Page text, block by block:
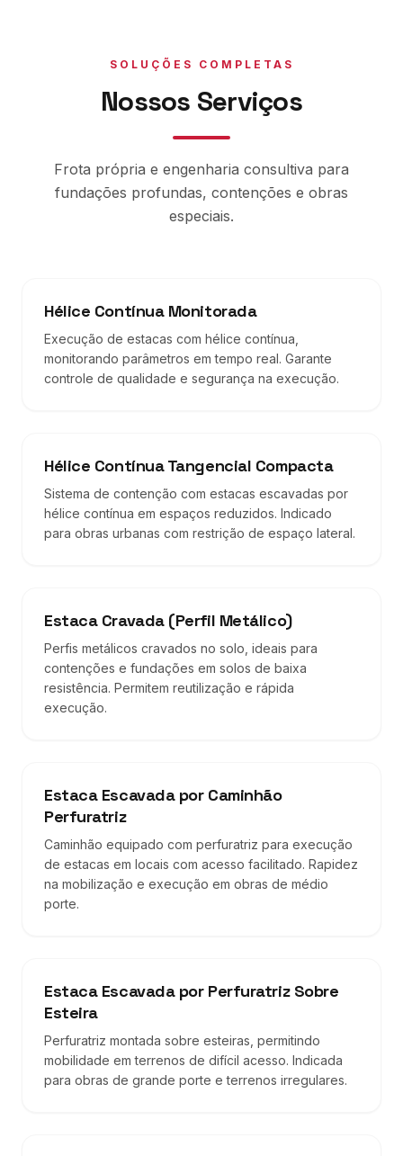
SOLUÇÕES COMPLETAS
Nossos Serviços
Frota própria e engenharia consultiva para
fundações profundas, contenções e obras
especiais.
Hélice Contínua Monitorada
Execução de estacas com hélice contínua,
monitorando parâmetros em tempo real. Garante
controle de qualidade e segurança na execução.
Hélice Contínua Tangencial Compacta
Sistema de contenção com estacas escavadas por
hélice contínua em espaços reduzidos. Indicado
para obras urbanas com restrição de espaço lateral.
Estaca Cravada (Perfil Metálico)
Perfis metálicos cravados no solo, ideais para
contenções e fundações em solos de baixa
resistência. Permitem reutilização e rápida
execução.
Estaca Escavada por Caminhão
Perfuratriz
Caminhão equipado com perfuratriz para execução
de estacas em locais com acesso facilitado. Rapidez
na mobilização e execução em obras de médio
porte.
Estaca Escavada por Perfuratriz Sobre
Esteira
Perfuratriz montada sobre esteiras, permitindo
mobilidade em terrenos de difícil acesso. Indicada
para obras de grande porte e terrenos irregulares.